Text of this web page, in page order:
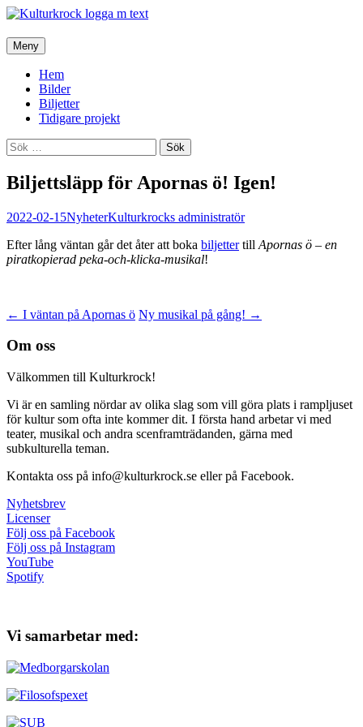
Meny Hoppa
till
innehåll
Hem
Bilder
Biljetter
Tidigare projekt
Sök
efter:
Biljettsläpp för Apornas ö! Igen!
2022-02-15NyheterKulturkrocks administratör
Efter lång väntan går det åter att boka biljettertill Apornas ö – en
piratkopierad peka-och-klicka-musikal!
Inläggsnavigering
← I väntan på Apornas ö Ny musikal på gång! →
Om oss
Välkommen till Kulturkrock!
Vi är en samling nördar av olika slag som vill göra plats i rampljuset
för kultur som ofta inte kommer dit. I första hand arbetar vi med
teater, musikal och andra scenframträdanden, gärna med
subkulturella teman.
Kontakta oss på info@kulturkrock.se eller på Facebook.
Nyhetsbrev
Licenser
Följ oss på Facebook
Följ oss på Instagram
YouTube
Spotify
Vi samarbetar med: